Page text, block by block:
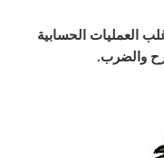
العمليات الحسابية
والضرب.